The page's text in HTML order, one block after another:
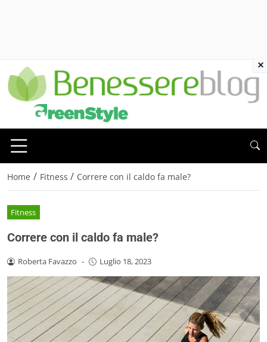
Home / Fitness / Correre con il caldo fa male?
Fitness
Correre con il caldo fa male?
Roberta Favazzo - Luglio 18, 2023
×